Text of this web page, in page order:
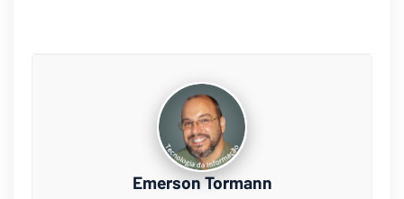
Emerson Tormann